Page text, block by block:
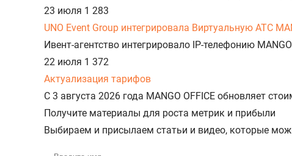
23 июля 1 283
UNO Event Group интегрировала Виртуальную АТС
Ивент-агентство интегрировало IP-телефонию
22 июля 1 372
Актуализация тарифов
С 3 августа 2026 года MANGO OFFICE обновляет
Получите материалы для роста метрик и прибыли
Выбираем и присылаем статьи и видео, которые